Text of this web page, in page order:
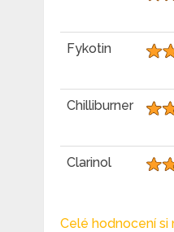
Fykotin
Chilliburner
Clarinol
Celé hodnocení si